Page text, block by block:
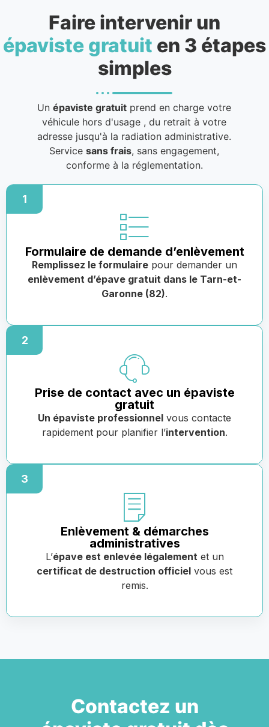
Faire intervenir un
épaviste gratuit en 3 étapes
simples
Unépaviste gratuit prend en charge votre
véhicule hors d'usage , du retrait à votre
adresse jusqu'à la radiation administrative.
Servicesans frais, sans engagement,
conforme à la réglementation.
1
Formulaire de demande d’enlèvement
Remplissez le formulaire pour demander un
enlèvement d’épave gratuit dans le Tarn-et-
Garonne (82).
2
Prise de contact avec un épaviste
gratuit
Un épaviste professionnel vous contacte
rapidement pour planifier l’intervention.
3
Enlèvement & démarches
administratives
L’épave est enlevée légalement et un
certificat de destruction officiel vous est
remis.
Contactez un